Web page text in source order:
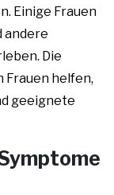
Einige Frauen
andere
Die
Frauen helfen,
geeignete